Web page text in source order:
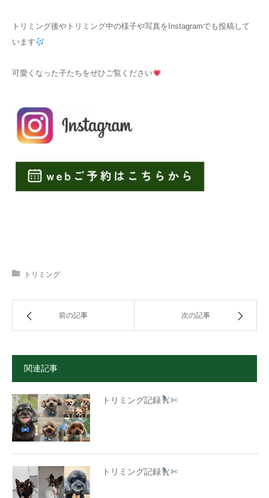
トリミング後やトリミング中の様子や写真をInstagramでも投稿して
います
可愛くなった子たちをぜひご覧ください
トリミング
前の記事 次の記事
関連記事
トリミング記録 ✄
トリミング記録 ✄